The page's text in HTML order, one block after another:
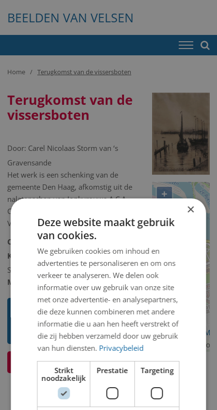
BEELDEN VAN VELSEN
Home Terugkomst van de vissersboten
Terugkomst van de
vissersboten
Door: Carel Nicolaas Storm van ‘s
Gravensande
Het werk is een schenking van de
gemeente Den Haag, afkomstig uit de
nalatenschap van Jonkvrouwe A.C.A.
Clifford. Aanvaard door de gemeente
Velsen d.d. 1-12-1967.
Collectie: Kunstcollectie
Kunstcollectie omschrijving:
Schilderij/tekening/grafiek/foto/streetart
Model 2D/3D:
2D binnen
Toon mij meer werken van Carel
Nicolaas Storm van ‘s
Gravensande
Ik weet meer over dit kunstwerk
+
×
Deze website maakt gebruik
van cookies.
We gebruiken cookies om inhoud en
advertenties te personaliseren en om ons
verkeer te analyseren. We delen ook
informatie over uw gebruik van onze site
met onze advertentie- en analysepartners,
die deze kunnen combineren met andere
informatie die u aan hen heeft verstrekt of
die zij hebben verzameld door uw gebruik
van hun diensten. Privacybeleid
Strikt
noodzakelijk
Prestatie Targeting